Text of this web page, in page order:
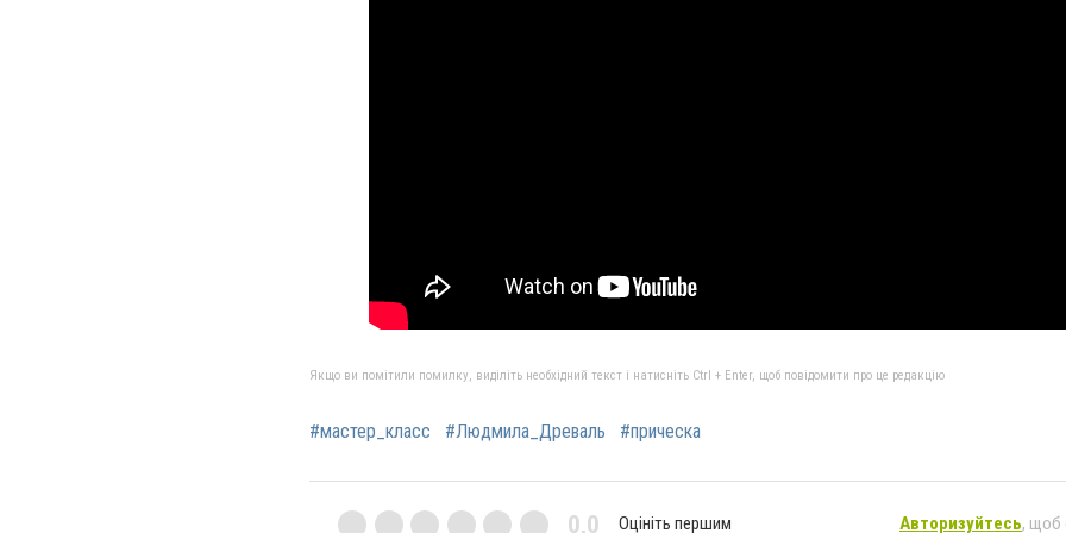
Якщо ви помітили помилку, виділіть необхідний текст і натисніть Ctrl + Enter, щоб повідомити про це редакцію
#мастер_класс #Людмила_Древаль #прическа
0,0 Оцініть першим Авторизуйтесь, щоб